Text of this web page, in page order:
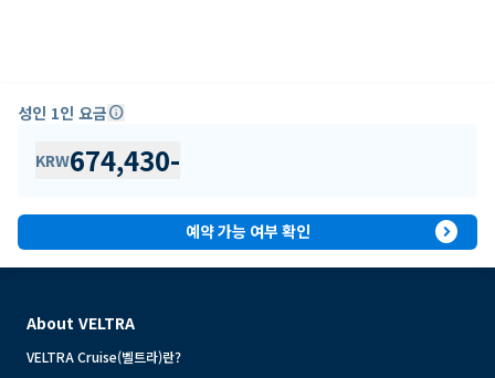
성인 1인 요금info
KRW674,430-
예약 가능 여부 확인 expand_circle_right
About VELTRA
VELTRA Cruise(벨트라)란?